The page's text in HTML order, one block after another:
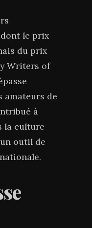
le prix
du prix
Writers of
amateurs de
à
la culture
outil de